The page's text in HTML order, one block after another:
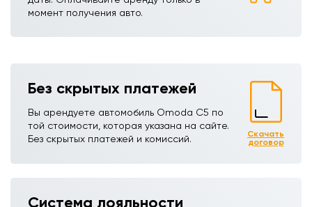
момент получения авто.
Без скрытых платежей
Вы арендуете автомобиль Omoda C5ㅤ по
той стоимости, которая указана на сайте.
Без скрытых платежей и комиссий.
Скачать
договор
Система лояльности